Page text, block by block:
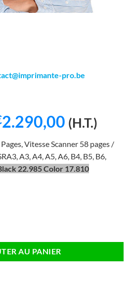
pro.be
:
2.290,00Le
prix
actuel
est :
(H.T.)
Vitesse Scanner 58 pages /
A3, A4, A5, A6, B4, B5, B6,
22.985 Color 17.810
AU PANIER